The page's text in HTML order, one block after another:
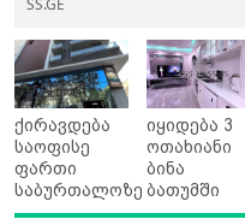
SS.GE
ქირავდება
საოფისე
ფართი
საბურთალოზე
იყიდება 3
ოთახიანი
ბინა
ბათუმში